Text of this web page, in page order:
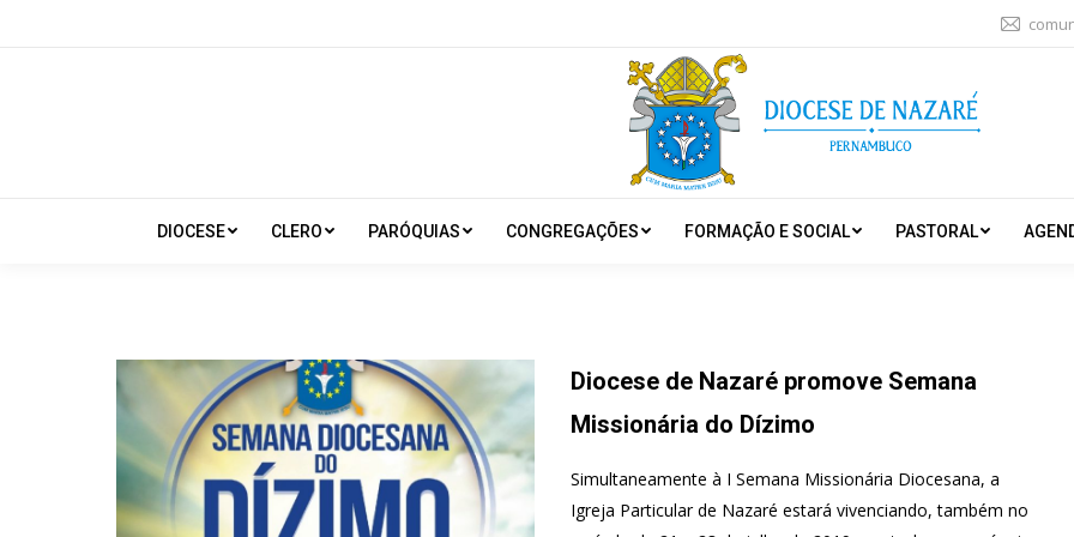
DIOCESE CLERO PARÓQUIAS CONGREGAÇÕES FORMAÇÃO E SOCIAL PASTORAL
Diocese de Nazaré promove Semana
Missionária do Dízimo
Simultaneamente à I Semana Missionária Diocesana, a
Igreja Particular de Nazaré estará vivenciando, também no